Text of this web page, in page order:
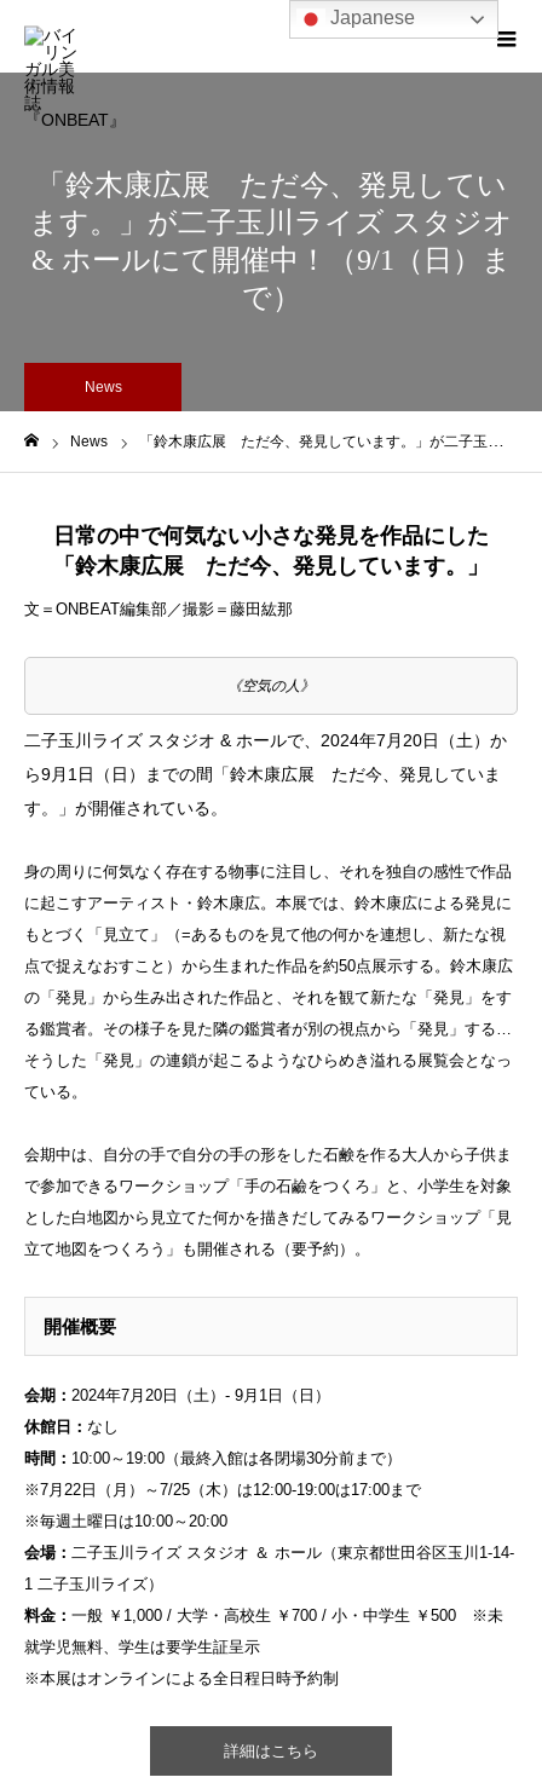
「鈴木康広展 ただ今、発見してい
ます。」が二子玉川ライズ スタジオ
& ホールにて開催中！（9/1（日）ま
で）
News
News 「鈴木康広展 ただ今、発見しています。」が二子玉川ライズ スタジオ & ホールにて開催中！（9/1（日）まで）
日常の中で何気ない小さな発見を作品にした
「鈴木康広展 ただ今、発見しています。」
文＝ONBEAT編集部／撮影＝藤田紘那
《空気の人》
二子玉川ライズ スタジオ & ホールで、2024年7月20日（土）か
ら9月1日（日）までの間「鈴木康広展 ただ今、発見していま
す。」が開催されている。
身の周りに何気なく存在する物事に注目し、それを独自の感性で作品
に起こすアーティスト・鈴木康広。本展では、鈴木康広による発見に
もとづく「見立て」（=あるものを見て他の何かを連想し、新たな視
点で捉えなおすこと）から生まれた作品を約50点展示する。鈴木康広
の「発見」から生み出された作品と、それを観て新たな「発見」をす
る鑑賞者。その様子を見た隣の鑑賞者が別の視点から「発見」する…
そうした「発見」の連鎖が起こるようなひらめき溢れる展覧会となっ
ている。
会期中は、自分の手で自分の手の形をした石鹸を作る大人から子供ま
で参加できるワークショップ「手の石鹼をつくろ」と、小学生を対象
とした白地図から見立てた何かを描きだしてみるワークショップ「見
立て地図をつくろう」も開催される（要予約）。
開催概要
会期： 2024年7月20日（土）- 9月1日（日）
休館日： なし
時間： 10:00～19:00（最終入館は各閉場30分前まで）
※7月22日（月）～7/25（木）は12:00-19:00は17:00まで
※毎週土曜日は10:00～20:00
会場： 二子玉川ライズ スタジオ ＆ ホール（東京都世田谷区玉川1-14-
1 二子玉川ライズ）
料金： 一般 ￥1,000 / 大学・高校生 ￥700 / 小・中学生 ￥500 ※未
就学児無料、学生は要学生証呈示
※本展はオンラインによる全日程日時予約制
詳細はこちら
Japanese